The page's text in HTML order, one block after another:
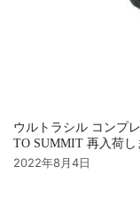
ウルトラシル コンプ
TO SUMMIT 再入荷し
2022年8月4日